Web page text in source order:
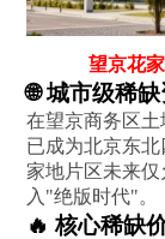
望京花
🌐 城市级稀
在望京商务区土
已成为北京东
家地片区未来
入"绝版时代"。
‌🔥 核心稀缺